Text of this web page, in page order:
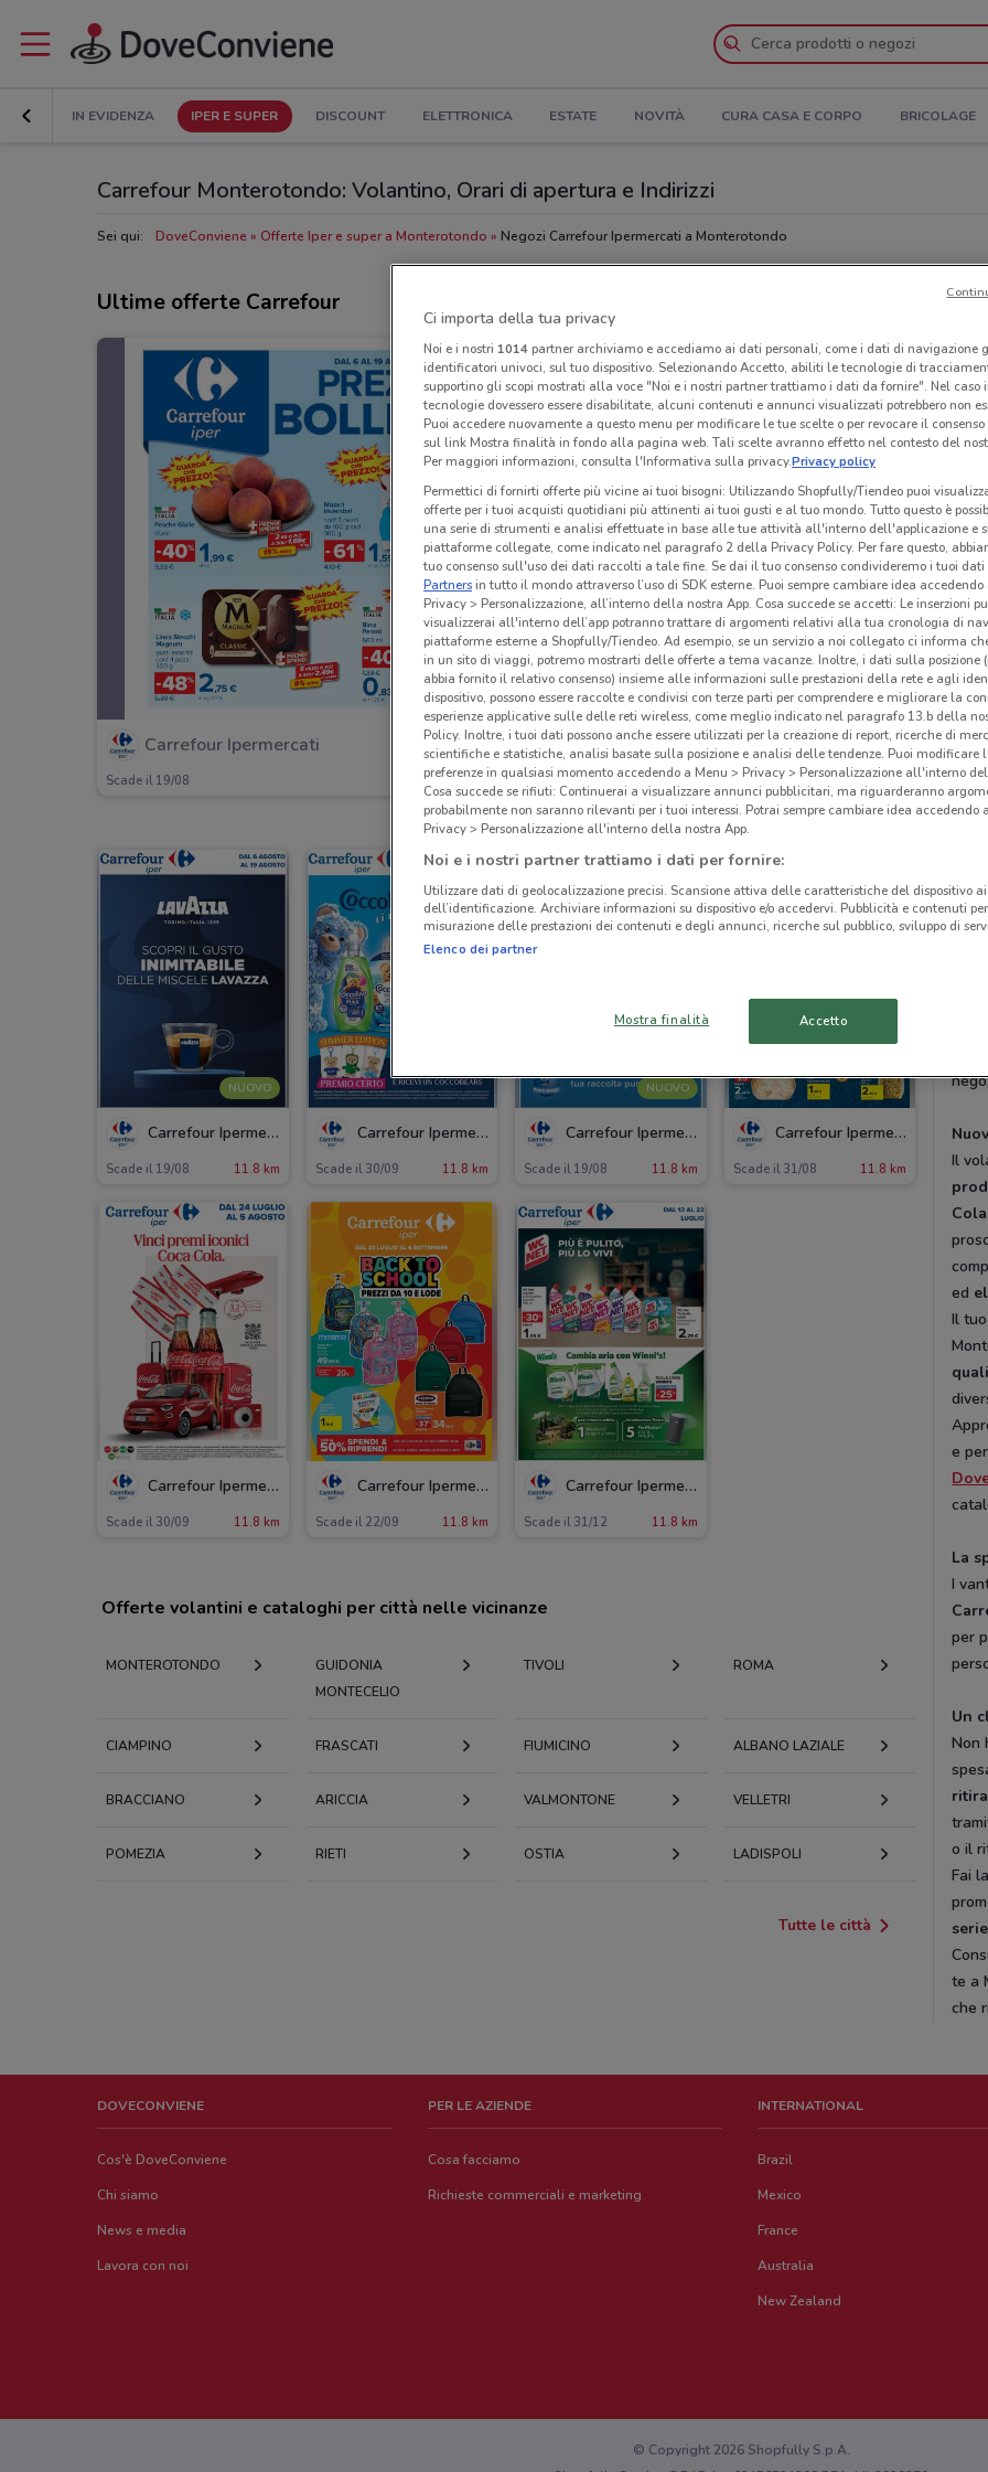
IN EVIDENZA IPER E SUPER DISCOUNT ELETTRONICA ESTATE NOVITÀ CURA CASA E CORPO BRICOLAGE
Carrefour Monterotondo: Volantino, Orari di apertura e Indirizzi
Sei qui: DoveConviene Offerte Iper e super a Monterotondo Negozi Carrefour Ipermercati a Monterotondo
Ultime offerte Carrefour
Carrefour Ipermercati
Scade il 19/08 11.8 km
NUOVO
Carrefour Ipermercati
Scade il 19/08 11.8 km
Carrefour Ipermercati
Scade il 30/09 11.8 km
NUOVO
Carrefour Ipermercati
Scade il 19/08 11.8 km
Carrefour Ipermercati
Scade il 31/08 11.8 km
Carrefour Ipermercati
Scade il 30/09 11.8 km
Carrefour Ipermercati
Scade il 22/09 11.8 km
Carrefour Ipermercati
Scade il 31/12 11.8 km
Offerte volantini e cataloghi per città nelle vicinanze
MONTEROTONDO
GUIDONIA
MONTECELIO
TIVOLI ROMA
CIAMPINO FRASCATI FIUMICINO ALBANO LAZIALE
BRACCIANO ARICCIA VALMONTONE VELLETRI
POMEZIA RIETI OSTIA LADISPOLI
Tutte le città
Gli
oltre
Il
Cola
ed
Il
e
La
I
per
Un
Non
ritira
o il
Fai
te a
che
DOVECONVIENE
Cos'è DoveConviene
Chi siamo
News e media
Lavora con noi
PER LE AZIENDE
Cosa facciamo
Richieste commerciali e marketing
INTERNATIONAL
Brazil
Mexico
France
Australia
New Zealand
© Copyright 2026 Shopfully S.p.A.
Ci importa della tua privacy
Noi e i nostri 1014partner archiviamo e accediamo ai dati personali, come i dati di navigazione
identificatori univoci, sul tuo dispositivo. Selezionando Accetto, abiliti le tecnologie di
supportino gli scopi mostrati alla voce "Noi e i nostri partner trattiamo i dati da fornire". Nel caso
tecnologie dovessero essere disabilitate, alcuni contenuti e annunci visualizzati potrebbero non
Puoi accedere nuovamente a questo menu per modificare le tue scelte o per revocare il
sul link Mostra finalità in fondo alla pagina web. Tali scelte avranno effetto nel contesto del
Per maggiori informazioni, consulta l'Informativa sulla privacy.Privacy policy
Permettici di fornirti offerte più vicine ai tuoi bisogni: Utilizzando Shopfully/Tiendeo puoi
offerte per i tuoi acquisti quotidiani più attinenti ai tuoi gusti e al tuo mondo. Tutto questo è
una serie di strumenti e analisi effettuate in base alle tue attività all'interno dell'applicazione e
piattaforme collegate, come indicato nel paragrafo 2 della Privacy Policy. Per fare questo,
tuo consenso sull'uso dei dati raccolti a tale fine. Se dai il tuo consenso condivideremo i tuoi dati
Partnersin tutto il mondo attraverso l’uso di SDK esterne. Puoi sempre cambiare idea accedendo
Privacy > Personalizzazione, all’interno della nostra App. Cosa succede se accetti: Le inserzioni
visualizzerai all'interno dell’app potranno trattare di argomenti relativi alla tua cronologia di
piattaforme esterne a Shopfully/Tiendeo. Ad esempio, se un servizio a noi collegato ci informa
in un sito di viaggi, potremo mostrarti delle offerte a tema vacanze. Inoltre, i dati sulla posizione
abbia fornito il relativo consenso) insieme alle informazioni sulle prestazioni della rete e agli
dispositivo, possono essere raccolte e condivisi con terze parti per comprendere e migliorare la
esperienze applicative sulle delle reti wireless, come meglio indicato nel paragrafo 13.b della
Policy. Inoltre, i tuoi dati possono anche essere utilizzati per la creazione di report, ricerche di
scientifiche e statistiche, analisi basate sulla posizione e analisi delle tendenze. Puoi modificare
preferenze in qualsiasi momento accedendo a Menu > Privacy > Personalizzazione all'interno
Cosa succede se rifiuti: Continuerai a visualizzare annunci pubblicitari, ma riguarderanno
probabilmente non saranno rilevanti per i tuoi interessi. Potrai sempre cambiare idea accedendo
Privacy > Personalizzazione all'interno della nostra App.
Noi e i nostri partner trattiamo i dati per fornire:
Utilizzare dati di geolocalizzazione precisi. Scansione attiva delle caratteristiche del dispositivo
dell’identificazione. Archiviare informazioni su dispositivo e/o accedervi. Pubblicità e contenuti
misurazione delle prestazioni dei contenuti e degli annunci, ricerche sul pubblico, sviluppo di
Elenco dei partner
Mostra finalità Accetto